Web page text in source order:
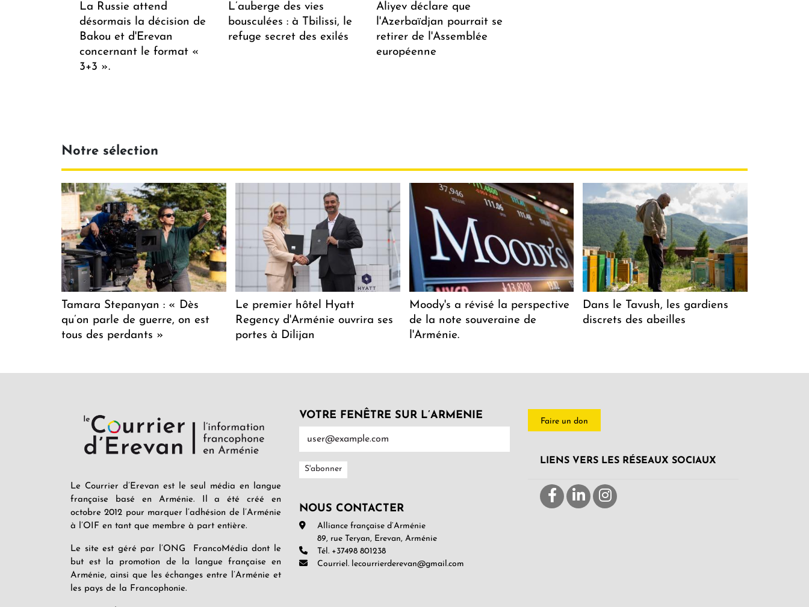
La Russie attend
désormais la décision de
Bakou et d'Erevan
concernant le format «
3+3 ».
L’auberge des vies
bousculées : à Tbilissi, le
refuge secret des exilés
Aliyev déclare que
l'Azerbaïdjan pourrait se
retirer de l'Assemblée
européenne
Notre sélection
Tamara Stepanyan : « Dès
qu’on parle de guerre, on est
tous des perdants »
Le premier hôtel Hyatt
Regency d'Arménie ouvrira ses
portes à Dilijan
Moody's a révisé la perspective
de la note souveraine de
l'Arménie.
Dans le Tavush, les gardiens
discrets des abeilles
Le Courrier d’Erevan est le seul média en langue
française basé en Arménie. Il a été créé en
octobre 2012 pour marquer l’adhésion de l’Arménie
à l’OIF en tant que membre à part entière.
Le site est géré par l’ONG FrancoMédia dont le
but est la promotion de la langue française en
Arménie, ainsi que les échanges entre l’Arménie et
les pays de la Francophonie.
VOTRE FENÊTRE SUR L’ARMENIE
NOUS CONTACTER
Alliance française d’Arménie
89, rue Teryan, Erevan, Arménie
Tél. +37498 801238
Courriel. lecourrierderevan@gmail.com
Faire un don
LIENS VERS LES RÉSEAUX SOCIAUX